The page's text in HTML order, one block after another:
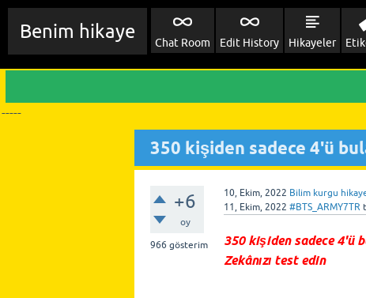
Benim hikaye
Chat Room Edit History Hikayeler
-----
350 kişiden sadece 4'ü
+6
oy
966 gösterim
10, Ekim, 2022 Bilim kurgu
11, Ekim, 2022 #BTS_ARMY7TR
350 kişiden sadece 4'ü
Zekânızı test edin